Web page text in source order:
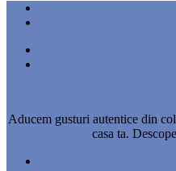
Aducem gusturi autentice din
casa ta.